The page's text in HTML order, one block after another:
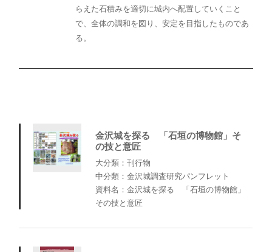
らえた石積みを適切に城内へ配置していくこと
で、全体の調和を図り、安定を目指したものであ
る。
金沢城を探る 「石垣の博物館」そ
の技と意匠
大分類：刊行物
中分類：金沢城調査研究パンフレット
資料名：金沢城を探る 「石垣の博物館」
その技と意匠